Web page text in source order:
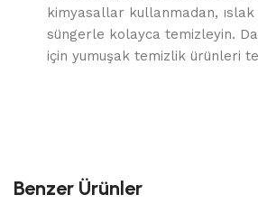
kimyasallar kullanmadan, ıslak
süngerle kolayca temizleyin.
için yumuşak temizlik ürünleri
Benzer Ürünler